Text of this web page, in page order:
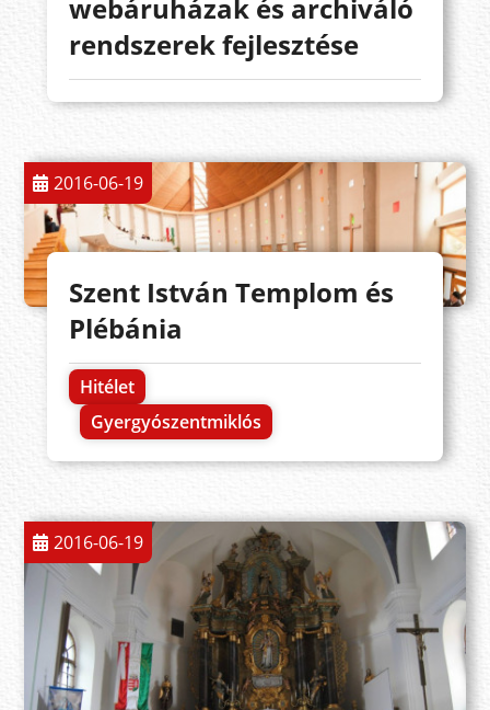
webáruházak és archiváló
rendszerek fejlesztése
2016-06-19
Szent István Templom és
Plébánia
Hitélet
Gyergyószentmiklós
2016-06-19